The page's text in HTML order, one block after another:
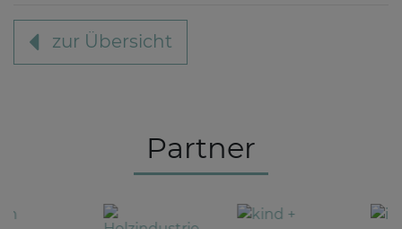
zur Übersicht
Partner